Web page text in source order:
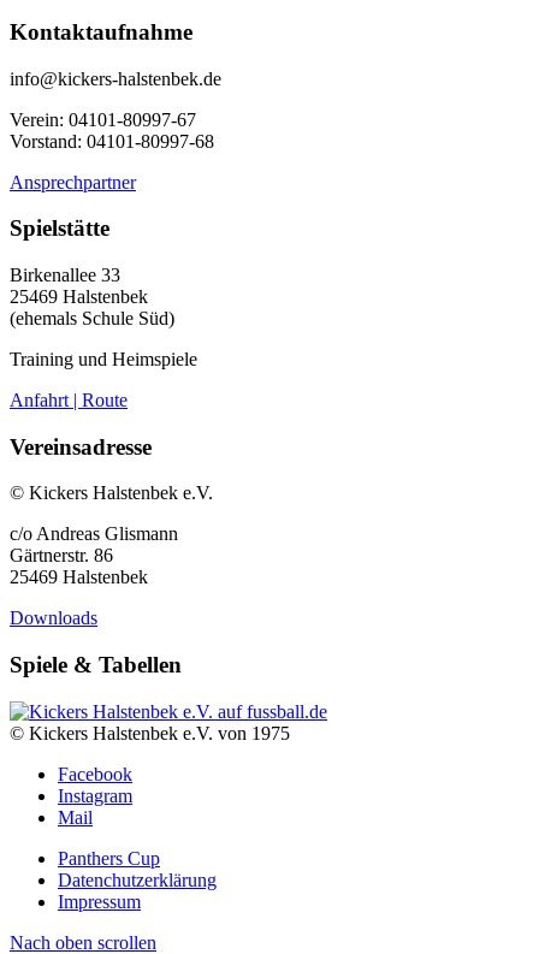
Kontaktaufnahme
info@kickers-halstenbek.de
Verein: 04101-80997-67
Vorstand: 04101-80997-68
Ansprechpartner
Spielstätte
Birkenallee 33
25469 Halstenbek
(ehemals Schule Süd)
Training und Heimspiele
Anfahrt | Route
Vereinsadresse
© Kickers Halstenbek e.V.
c/o Andreas Glismann
Gärtnerstr. 86
25469 Halstenbek
Downloads
Spiele & Tabellen
© Kickers Halstenbek e.V. von 1975
Facebook
Instagram
Mail
Panthers Cup
Datenchutzerklärung
Impressum
Nach oben scrollen